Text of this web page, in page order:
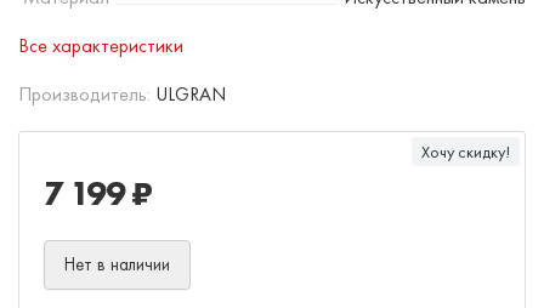
Все характеристики
Производитель: ULGRAN
Хочу скидку!
7 199 ₽
Нет в наличии